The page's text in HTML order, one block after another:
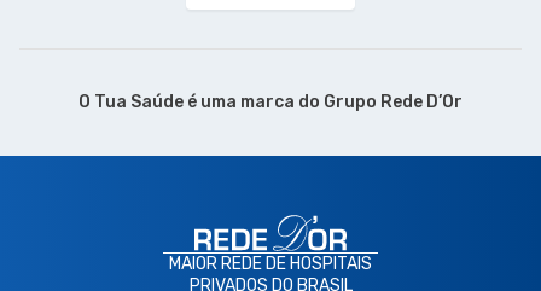
O Tua Saúde é uma marca do Grupo Rede D’Or
MAIOR REDE DE HOSPITAIS
PRIVADOS DO BRASIL